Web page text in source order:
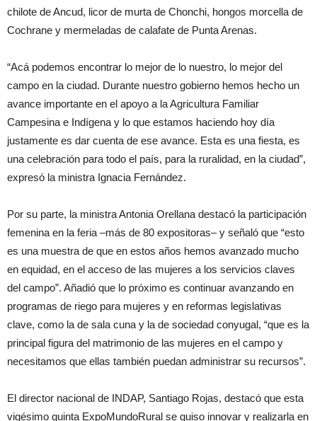
chilote de Ancud, licor de murta de Chonchi, hongos morcella de
Cochrane y mermeladas de calafate de Punta Arenas.
“Acá podemos encontrar lo mejor de lo nuestro, lo mejor del
campo en la ciudad. Durante nuestro gobierno hemos hecho un
avance importante en el apoyo a la Agricultura Familiar
Campesina e Indígena y lo que estamos haciendo hoy día
justamente es dar cuenta de ese avance. Esta es una fiesta, es
una celebración para todo el país, para la ruralidad, en la ciudad”,
expresó la ministra Ignacia Fernández.
Por su parte, la ministra Antonia Orellana destacó la participación
femenina en la feria –más de 80 expositoras– y señaló que “esto
es una muestra de que en estos años hemos avanzado mucho
en equidad, en el acceso de las mujeres a los servicios claves
del campo”. Añadió que lo próximo es continuar avanzando en
programas de riego para mujeres y en reformas legislativas
clave, como la de sala cuna y la de sociedad conyugal, “que es la
principal figura del matrimonio de las mujeres en el campo y
necesitamos que ellas también puedan administrar su recursos”.
El director nacional de INDAP, Santiago Rojas, destacó que esta
vigésimo quinta ExpoMundoRural se quiso innovar y realizarla en